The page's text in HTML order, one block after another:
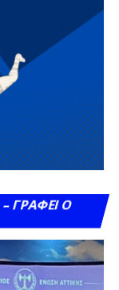
– ΓΡΆΦΕΙ Ο